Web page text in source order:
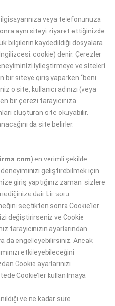
veya telefonunuza
aynı siteyi ziyaret ettiğinizde
bilgilerin kaydedildiği dosyalara
cookie) denir. Çerezler
iyileştirmeye ve siteleri
bir siteye giriş yaparken “beni
o site, kullanıcı adınızı (veya
bir çerezi tarayıcınıza
oluşturan site okuyabilir.
da site belirler.
) en verimli şekilde
deneyiminizi geliştirebilmek için
giriş yaptığınız zaman, sizlere
dair bir soru
seçtikten sonra Cookie’ler
değiştirirseniz ve Cookie
tarayıcınızın ayarlarından
da engelleyebilirsiniz. Ancak
etkileyebileceğini
Cookie ayarlarınızı
Cookie’ler kullanılmaya
ve ne kadar süre